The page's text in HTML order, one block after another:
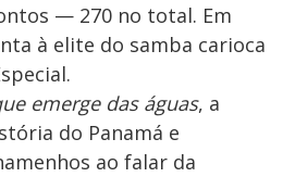
— 270 no total. Em
à elite do samba carioca
emerge das águas, a
do Panamá e
ao falar da